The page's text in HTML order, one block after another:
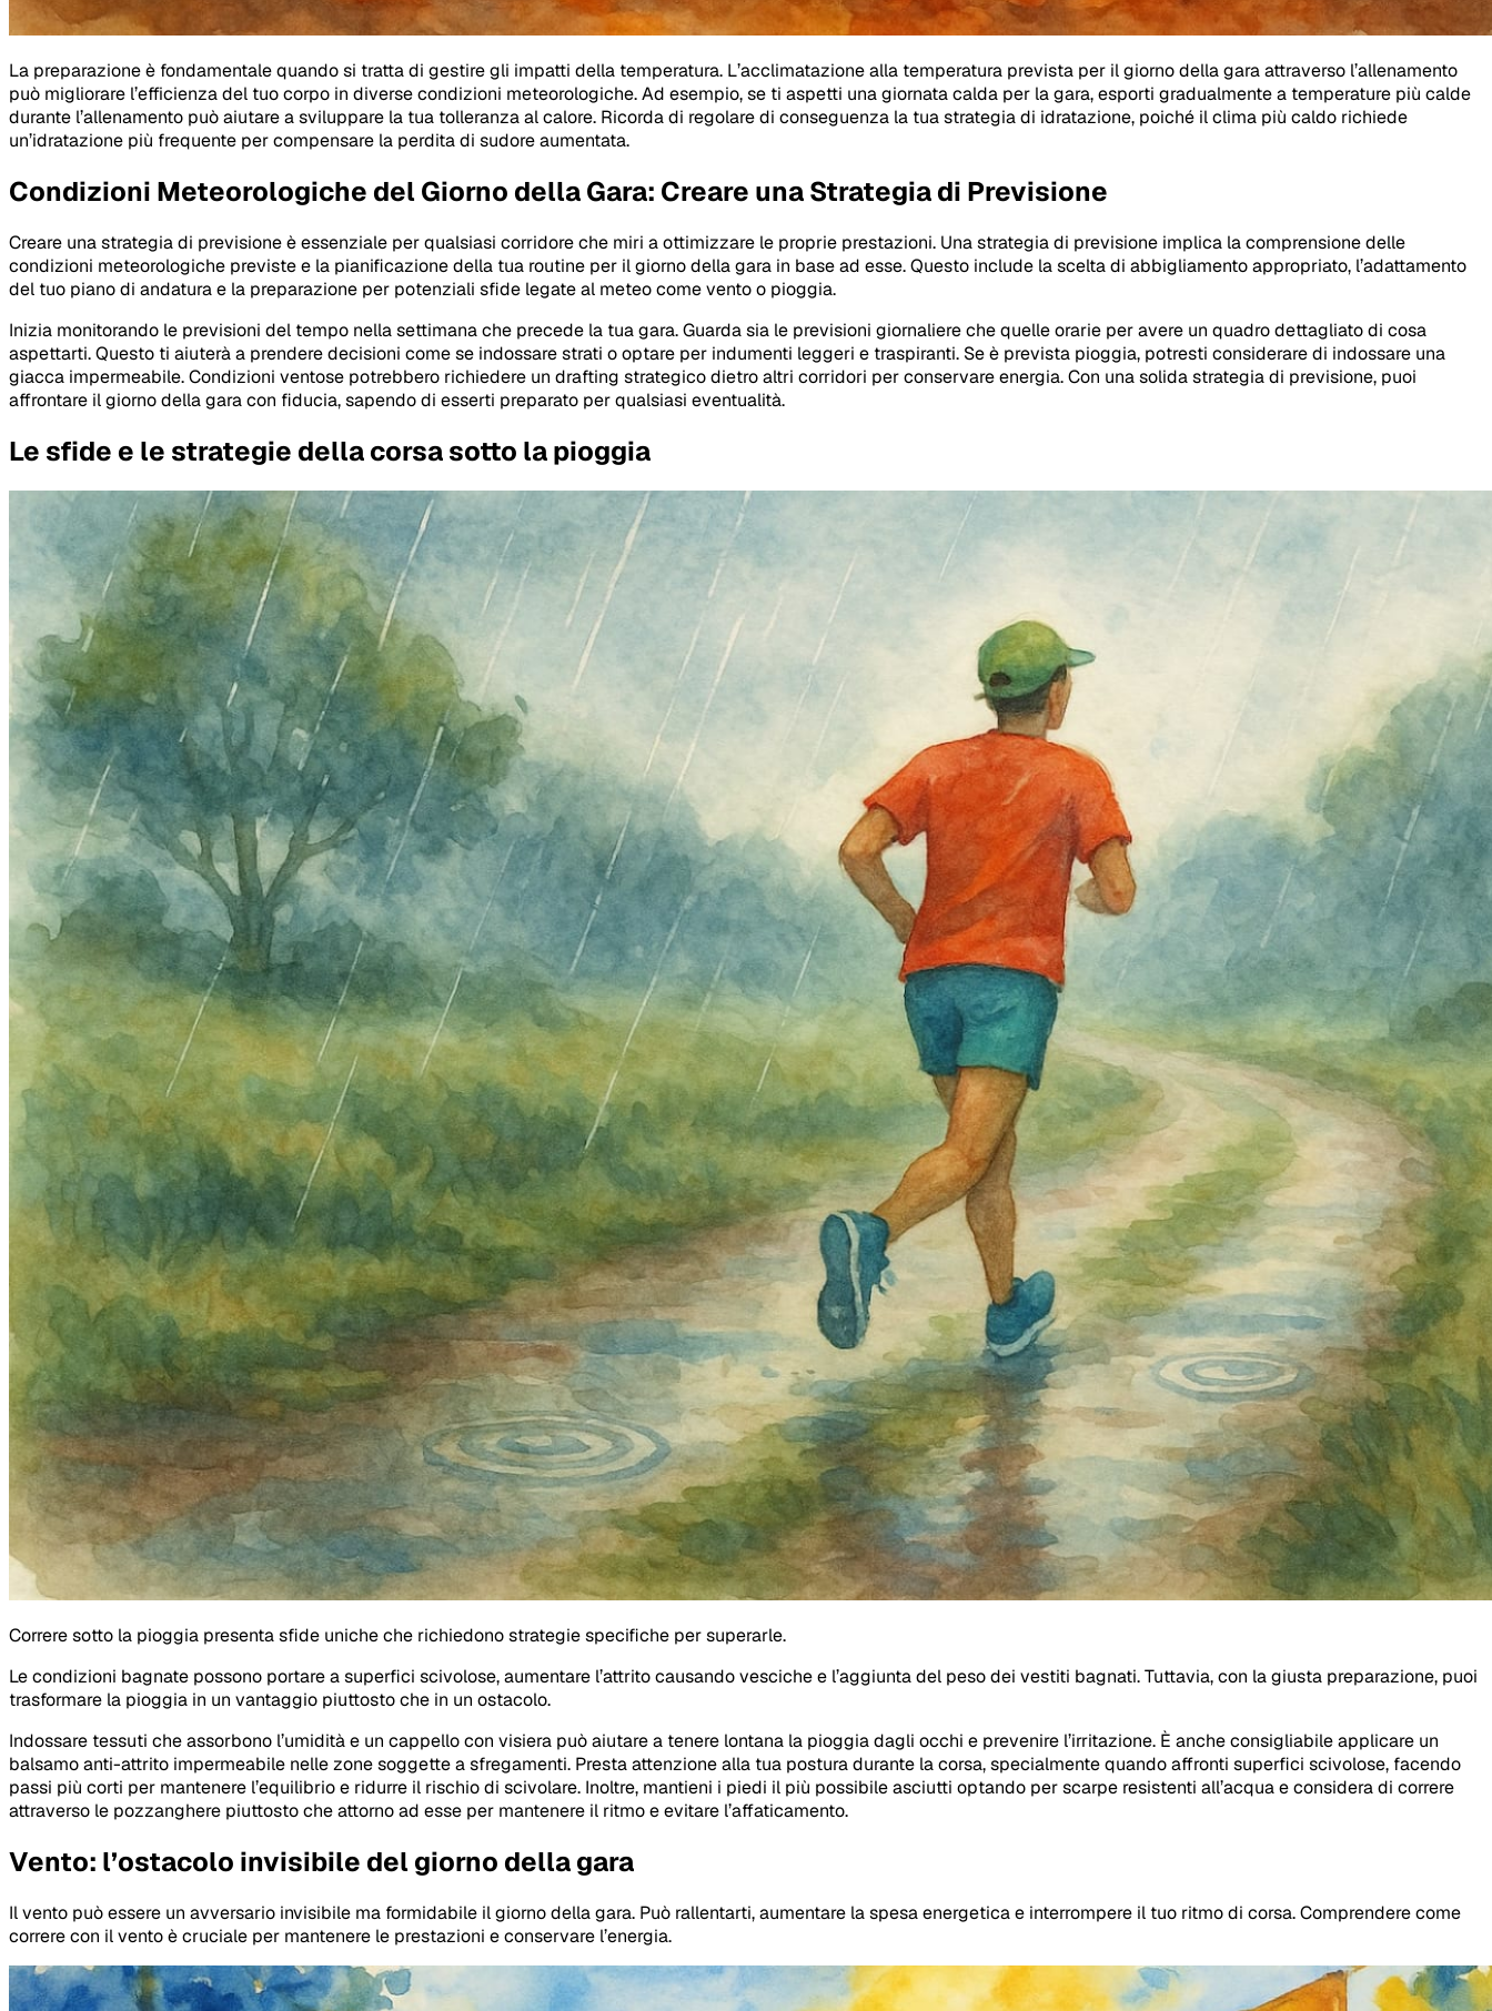
La preparazione è fondamentale quando si tratta di gestire gli impatti della temperatura. L’acclimatazione alla temperatura prevista per il giorno della gara attraverso l’allenamento
può migliorare l’efficienza del tuo corpo in diverse condizioni meteorologiche. Ad esempio, se ti aspetti una giornata calda per la gara, esporti gradualmente a temperature più calde
durante l’allenamento può aiutare a sviluppare la tua tolleranza al calore. Ricorda di regolare di conseguenza la tua strategia di idratazione, poiché il clima più caldo richiede
un’idratazione più frequente per compensare la perdita di sudore aumentata.
Condizioni Meteorologiche del Giorno della Gara: Creare una Strategia di Previsione
Creare una strategia di previsione è essenziale per qualsiasi corridore che miri a ottimizzare le proprie prestazioni. Una strategia di previsione implica la comprensione delle
condizioni meteorologiche previste e la pianificazione della tua routine per il giorno della gara in base ad esse. Questo include la scelta di abbigliamento appropriato, l’adattamento
del tuo piano di andatura e la preparazione per potenziali sfide legate al meteo come vento o pioggia.
Inizia monitorando le previsioni del tempo nella settimana che precede la tua gara. Guarda sia le previsioni giornaliere che quelle orarie per avere un quadro dettagliato di cosa
aspettarti. Questo ti aiuterà a prendere decisioni come se indossare strati o optare per indumenti leggeri e traspiranti. Se è prevista pioggia, potresti considerare di indossare una
giacca impermeabile. Condizioni ventose potrebbero richiedere un drafting strategico dietro altri corridori per conservare energia. Con una solida strategia di previsione, puoi
affrontare il giorno della gara con fiducia, sapendo di esserti preparato per qualsiasi eventualità.
Le sfide e le strategie della corsa sotto la pioggia
Correre sotto la pioggia presenta sfide uniche che richiedono strategie specifiche per superarle.
Le condizioni bagnate possono portare a superfici scivolose, aumentare l’attrito causando vesciche e l’aggiunta del peso dei vestiti bagnati. Tuttavia, con la giusta preparazione, puoi
trasformare la pioggia in un vantaggio piuttosto che in un ostacolo.
Indossare tessuti che assorbono l’umidità e un cappello con visiera può aiutare a tenere lontana la pioggia dagli occhi e prevenire l’irritazione. È anche consigliabile applicare un
balsamo anti-attrito impermeabile nelle zone soggette a sfregamenti. Presta attenzione alla tua postura durante la corsa, specialmente quando affronti superfici scivolose, facendo
passi più corti per mantenere l’equilibrio e ridurre il rischio di scivolare. Inoltre, mantieni i piedi il più possibile asciutti optando per scarpe resistenti all’acqua e considera di correre
attraverso le pozzanghere piuttosto che attorno ad esse per mantenere il ritmo e evitare l’affaticamento.
Vento: l’ostacolo invisibile del giorno della gara
Il vento può essere un avversario invisibile ma formidabile il giorno della gara. Può rallentarti, aumentare la spesa energetica e interrompere il tuo ritmo di corsa. Comprendere come
correre con il vento è cruciale per mantenere le prestazioni e conservare l’energia.